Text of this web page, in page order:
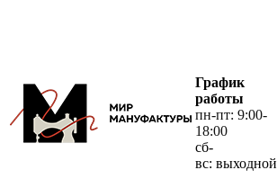
График
работы
пн-пт: 9:00-
18:00
сб-
вс: выходной